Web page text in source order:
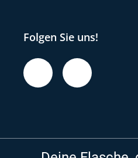
Folgen Sie uns!